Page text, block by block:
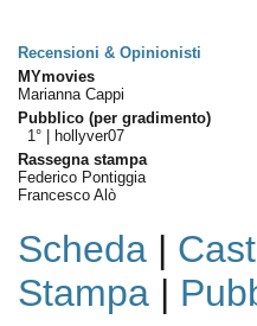
Recensioni & Opinionisti
MYmovies
Marianna Cappi
Pubblico (per gradimento)
1° |
hollyver07
Rassegna stampa
Federico Pontiggia
Francesco Alò
Scheda| Cast
Stampa|